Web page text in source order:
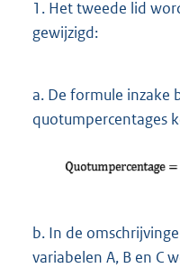
1. Het tweede lid
gewijzigd:
a. De formule inzake
quotumpercentages
b. In de
variabelen A, B en C